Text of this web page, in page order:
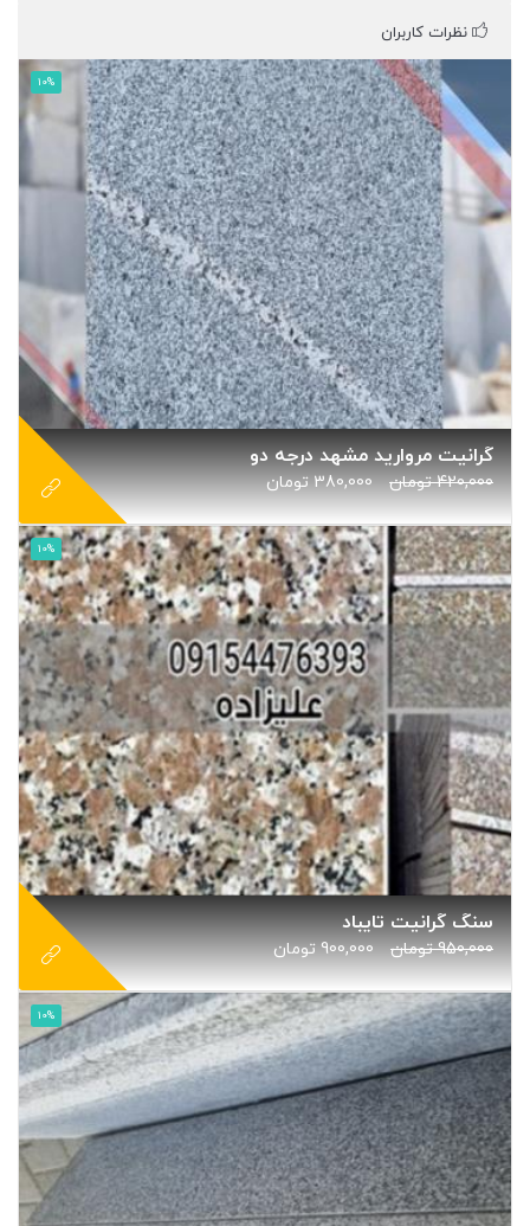
نظرات کاربران
10%
گرانیت مروارید مشهد درجه دو
420,000 تومان 380,000 تومان
10%
سنگ گرانیت تایباد
950,000 تومان 900,000 تومان
10%